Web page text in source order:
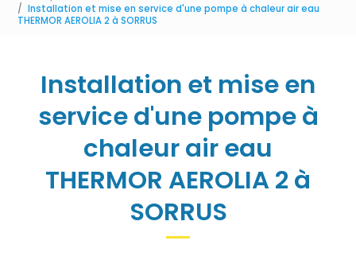
Installation et mise en service d'une pompe à chaleur air eau
THERMOR AEROLIA 2 à SORRUS
Installation et mise en
service d'une pompe à
chaleur air eau
THERMOR AEROLIA 2 à
SORRUS